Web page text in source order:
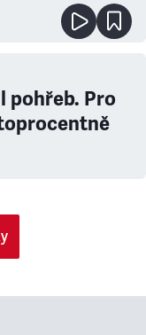
pohřeb. Pro